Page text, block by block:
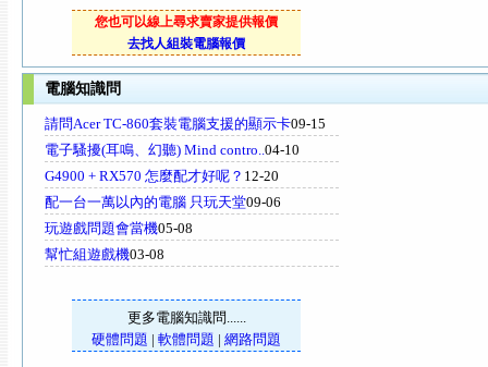
您也可以線上尋求賣家提供報價
去找人組裝電腦報價
電腦知識問
請問Acer TC-860套裝電腦支援的顯示卡09-15
電子騷擾(耳鳴、幻聽) Mind contro..04-10
G4900 + RX570 怎麼配才好呢？ 12-20
配一台一萬以內的電腦 只玩天堂09-06
玩遊戲問題會當機05-08
幫忙組遊戲機03-08
更多電腦知識問......
硬體問題 | 軟體問題 | 網路問題